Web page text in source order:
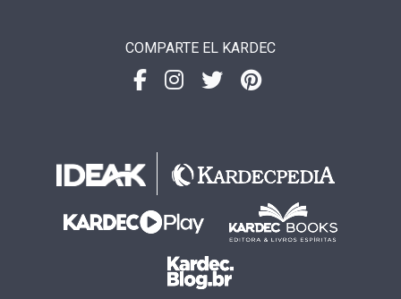
COMPARTE EL KARDEC